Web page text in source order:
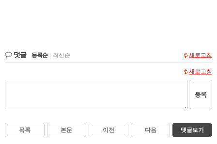
댓글 등록순 최신순 새로고침
새로고침
등록
목록 본문 이전 다음 댓글보기